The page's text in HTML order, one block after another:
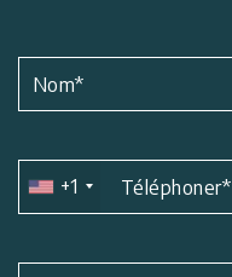
Nom*
+1 Téléphoner*